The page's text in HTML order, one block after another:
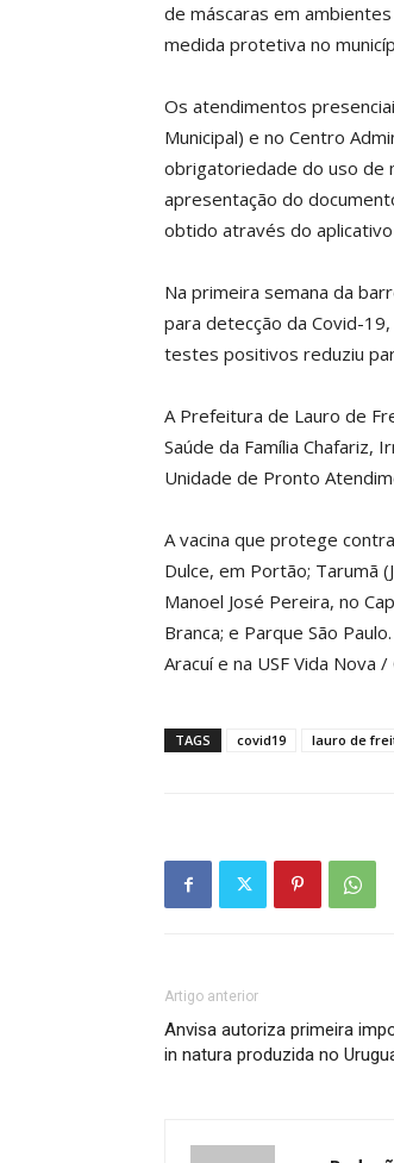
de máscaras em
medida protetiva no
Os atendimentos
Municipal) e no Centro
obrigatoriedade do uso de
apresentação do
obtido através do aplicativo
Na primeira semana da
para detecção da Covid-
testes positivos reduziu
A Prefeitura de Lauro de
Saúde da Família Chafariz,
Unidade de Pronto
A vacina que protege
Dulce, em Portão; Tarumã
Manoel José Pereira, no
Branca; e Parque São
Aracuí e na USF Vida Nova /
TAGS covid19 lauro de
Artigo anterior
Anvisa autoriza primeira
in natura produzida no